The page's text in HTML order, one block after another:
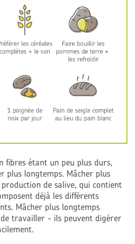
fibres étant un peu plus durs,
plus longtemps. Mâcher plus
de salive, qui contient
déjà les différents
Mâcher plus longtemps
travailler - ils peuvent digérer